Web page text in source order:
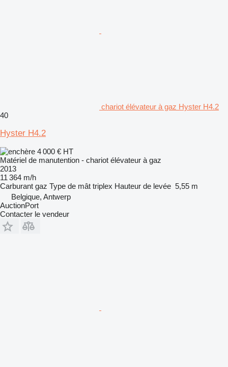
chariot élévateur à gaz Hyster H4.2
40
Hyster H4.2
4 000 € HT
Matériel de manutention - chariot élévateur à gaz
2013
11 364 m/h
Carburant gaz Type de mât triplex Hauteur de levée 5,55 m
Belgique, Antwerp
AuctionPort
Contacter le vendeur